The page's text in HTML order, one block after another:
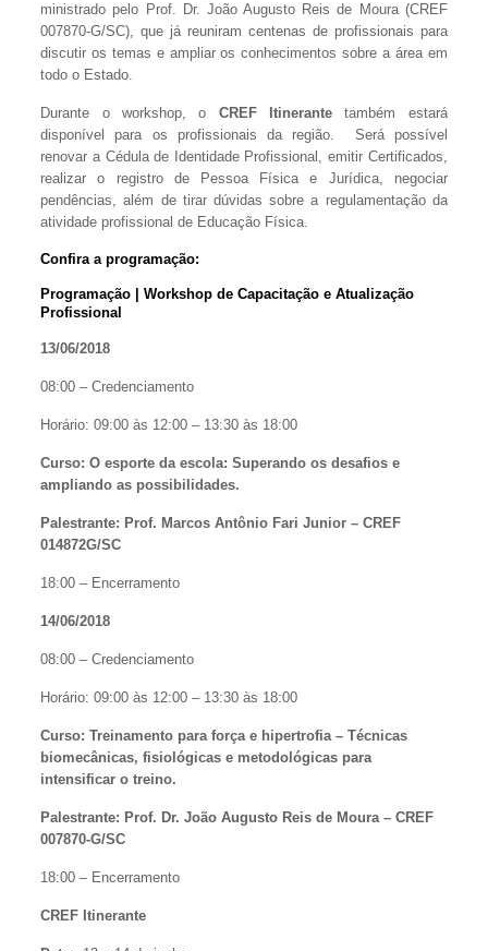
ministrado pelo Prof. Dr. João Augusto Reis de Moura (CREF
007870-G/SC), que já reuniram centenas de profissionais para
discutir os temas e ampliar os conhecimentos sobre a área em
todo o Estado.
Durante o workshop, o CREF Itinerante também estará
disponível para os profissionais da região. Será possível
renovar a Cédula de Identidade Profissional, emitir Certificados,
realizar o registro de Pessoa Física e Jurídica, negociar
pendências, além de tirar dúvidas sobre a regulamentação da
atividade profissional de Educação Física.
Confira a programação:
Programação | Workshop de Capacitação e Atualização
Profissional
13/06/2018
08:00 – Credenciamento
Horário: 09:00 às 12:00 – 13:30 às 18:00
Curso: O esporte da escola: Superando os desafios e
ampliando as possibilidades.
Palestrante: Prof. Marcos Antônio Fari Junior – CREF
014872G/SC
18:00 – Encerramento
14/06/2018
08:00 – Credenciamento
Horário: 09:00 às 12:00 – 13:30 às 18:00
Curso: Treinamento para força e hipertrofia – Técnicas
biomecânicas, fisiológicas e metodológicas para
intensificar o treino.
Palestrante: Prof. Dr. João Augusto Reis de Moura – CREF
007870-G/SC
18:00 – Encerramento
CREF Itinerante